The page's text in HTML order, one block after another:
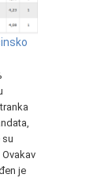
je